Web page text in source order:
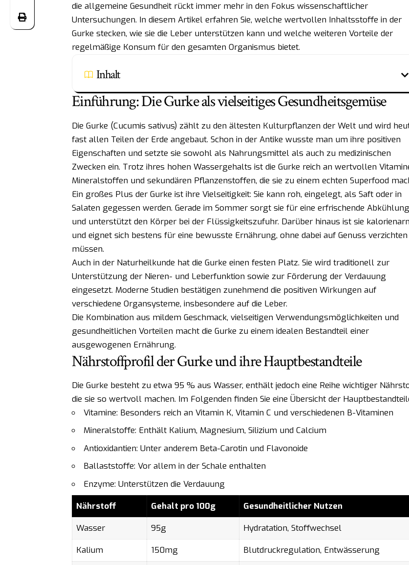
die allgemeine Gesundheit rückt immer mehr in den Fokus wissenschaftlicher
Untersuchungen. In diesem Artikel erfahren Sie, welche wertvollen Inhaltsstoffe in der
Gurke stecken, wie sie die Leber unterstützen kann und welche weiteren Vorteile der
regelmäßige Konsum für den gesamten Organismus bietet.
Inhalt
Einführung: Die Gurke als vielseitiges Gesundheitsgemüse
Die Gurke (Cucumis sativus) zählt zu den ältesten Kulturpflanzen der Welt und wird
fast allen Teilen der Erde angebaut. Schon in der Antike wusste man um ihre positiven
Eigenschaften und setzte sie sowohl als Nahrungsmittel als auch zu medizinischen
Zwecken ein. Trotz ihres hohen Wassergehalts ist die Gurke reich an wertvollen
Mineralstoffen und sekundären Pflanzenstoffen, die sie zu einem echten Superfood
Ein großes Plus der Gurke ist ihre Vielseitigkeit: Sie kann roh, eingelegt, als Saft oder in
Salaten gegessen werden. Gerade im Sommer sorgt sie für eine erfrischende Abkühlung
und unterstützt den Körper bei der Flüssigkeitszufuhr. Darüber hinaus ist sie
und eignet sich bestens für eine bewusste Ernährung, ohne dabei auf Genuss
müssen.
Auch in der Naturheilkunde hat die Gurke einen festen Platz. Sie wird traditionell zur
Unterstützung der Nieren- und Leberfunktion sowie zur Förderung der Verdauung
eingesetzt. Moderne Studien bestätigen zunehmend die positiven Wirkungen auf
verschiedene Organsysteme, insbesondere auf die Leber.
Die Kombination aus mildem Geschmack, vielseitigen Verwendungsmöglichkeiten und
gesundheitlichen Vorteilen macht die Gurke zu einem idealen Bestandteil einer
ausgewogenen Ernährung.
Nährstoffprofil der Gurke und ihre Hauptbestandteile
Die Gurke besteht zu etwa 95 % aus Wasser, enthält jedoch eine Reihe wichtiger
die sie so wertvoll machen. Im Folgenden finden Sie eine Übersicht der
Vitamine: Besonders reich an Vitamin K, Vitamin C und verschiedenen B-Vitaminen
Mineralstoffe: Enthält Kalium, Magnesium, Silizium und Calcium
Antioxidantien: Unter anderem Beta-Carotin und Flavonoide
Ballaststoffe: Vor allem in der Schale enthalten
Enzyme: Unterstützen die Verdauung
Nährstoff
Gehalt pro 100g
Gesundheitlicher Nutzen
Wasser
95g
Hydratation, Stoffwechsel
Kalium
150mg
Blutdruckregulation, Entwässerung